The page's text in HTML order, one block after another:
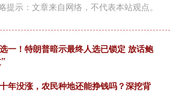
提示：文章来自网络，不代表本站观点。
一！特朗普暗示最终人选已锁定 放话鲍
年没涨，农民种地还能挣钱吗？深挖背